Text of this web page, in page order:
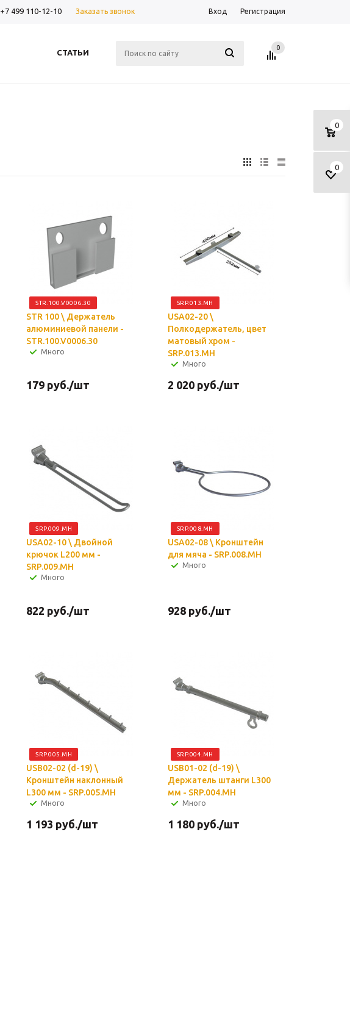
+7 499 110-12-10 Заказать звонок Вход Регистрация
СТАТЬИ
0
0
0
STR.100.V0006.30
STR 100 \ Держатель
алюминиевой панели -
STR.100.V0006.30
Много
179 руб./шт
SRP.013.MH
USA02-20 \
Полкодержатель, цвет
матовый хром -
SRP.013.MH
Много
2 020руб./шт
SRP.009.MH
USA02-10 \ Двойной
крючок L200 мм -
SRP.009.MH
Много
822 руб./шт
SRP.008.MH
USA02-08 \ Кронштейн
для мяча - SRP.008.MH
Много
928руб./шт
SRP.005.MH
USB02-02 (d-19) \
Кронштейн наклонный
L300 мм - SRP.005.MH
Много
1 193 руб./шт
SRP.004.MH
USB01-02 (d-19) \
Держатель штанги L300
мм - SRP.004.MH
Много
1 180руб./шт